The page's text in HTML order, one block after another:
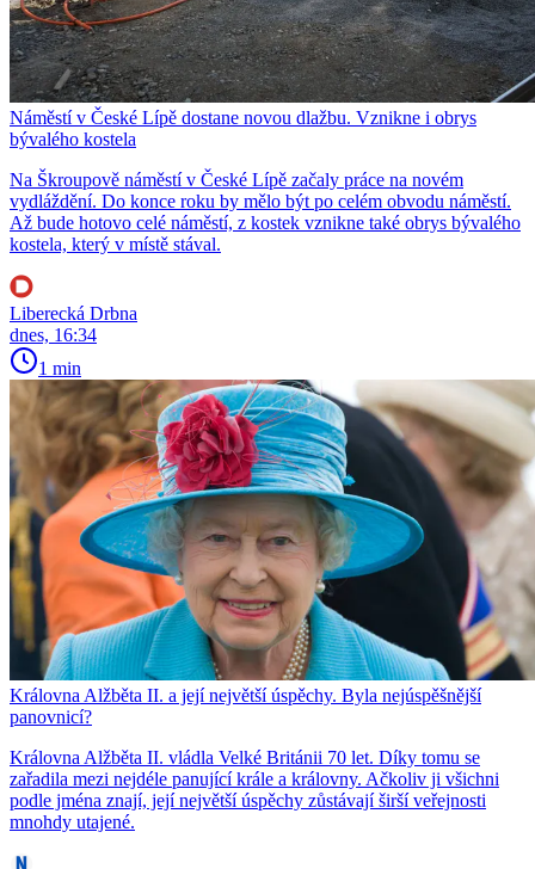
Náměstí v České Lípě dostane novou dlažbu. Vznikne i obrys
bývalého kostela
Na Škroupově náměstí v České Lípě začaly práce na novém
vydláždění. Do konce roku by mělo být po celém obvodu náměstí.
Až bude hotovo celé náměstí, z kostek vznikne také obrys bývalého
kostela, který v místě stával.
Liberecká Drbna
dnes, 16:34
1 min
Královna Alžběta II. a její největší úspěchy. Byla nejúspěšnější
panovnicí?
Královna Alžběta II. vládla Velké Británii 70 let. Díky tomu se
zařadila mezi nejdéle panující krále a královny. Ačkoliv ji všichni
podle jména znají, její největší úspěchy zůstávají širší veřejnosti
mnohdy utajené.